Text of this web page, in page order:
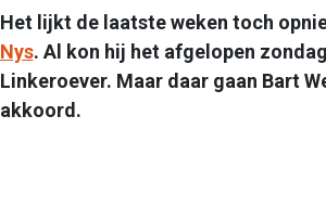
Het lijkt de laatste weken toch
Nys. Al kon hij het afgelopen
Linkeroever. Maar daar gaan Bart
akkoord.